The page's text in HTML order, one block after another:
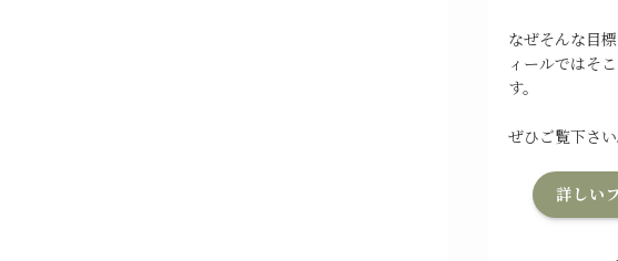
なぜそんな目
ィールではそ
す。
ぜひご覧下さい
詳しい